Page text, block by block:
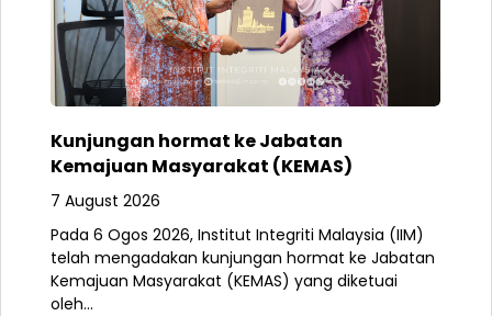
Kunjungan hormat ke Jabatan
Kemajuan Masyarakat (KEMAS)
7 August 2026
Pada 6 Ogos 2026, Institut Integriti Malaysia (IIM)
telah mengadakan kunjungan hormat ke Jabatan
Kemajuan Masyarakat (KEMAS) yang diketuai
oleh...